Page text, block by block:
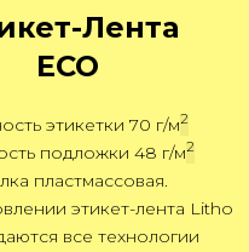
Лента
ECO
этикетки 70 г/м2
подложки 48 г/м2
пластмассовая.
этикет-лента Litho
все технологии